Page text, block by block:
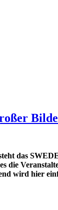
das
die
wird hier